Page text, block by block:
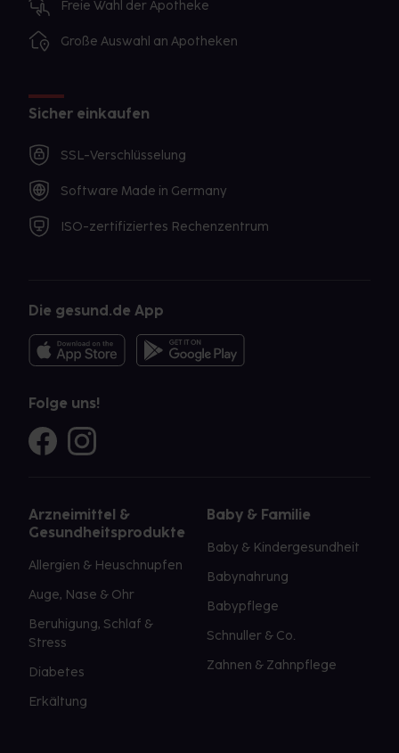
Freie Wahl der Apotheke
Große Auswahl an Apotheken
Sicher einkaufen
SSL-Verschlüsselung
Software Made in Germany
ISO-zertifiziertes Rechenzentrum
Die gesund.de App
Folge uns!
Arzneimittel &
Gesundheitsprodukte
Allergien & Heuschnupfen
Auge, Nase & Ohr
Beruhigung, Schlaf &
Stress
Diabetes
Erkältung
Baby & Familie
Baby & Kindergesundheit
Babynahrung
Babypflege
Schnuller & Co.
Zahnen & Zahnpflege